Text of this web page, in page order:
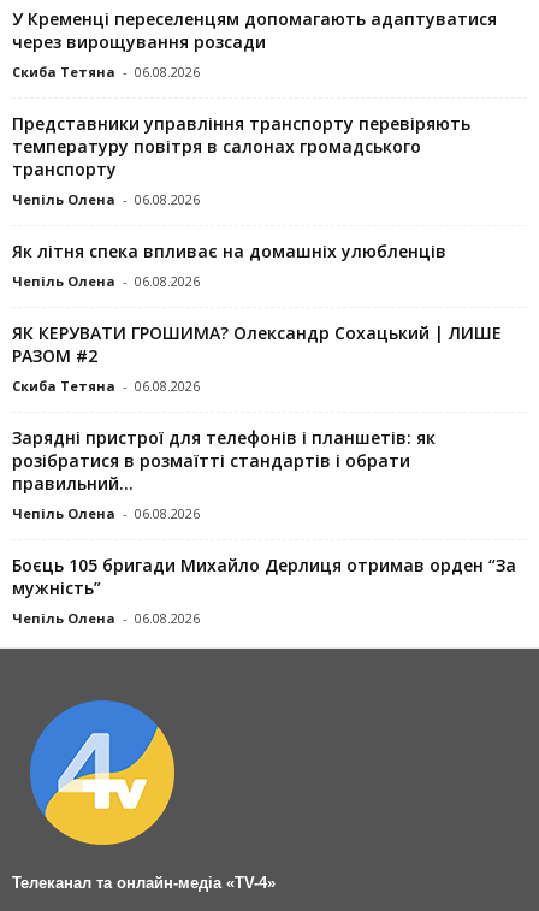
У Кременці переселенцям допомагають адаптуватися
через вирощування розсади
Скиба Тетяна - 06.08.2026
Представники управління транспорту перевіряють
температуру повітря в салонах громадського
транспорту
Чепіль Олена - 06.08.2026
Як літня спека впливає на домашніх улюбленців
Чепіль Олена - 06.08.2026
ЯК КЕРУВАТИ ГРОШИМА? Олександр Сохацький | ЛИШЕ
РАЗОМ #2
Скиба Тетяна - 06.08.2026
Зарядні пристрої для телефонів і планшетів: як
розібратися в розмаїтті стандартів і обрати
правильний...
Чепіль Олена - 06.08.2026
Боєць 105 бригади Михайло Дерлиця отримав орден “За
мужність”
Чепіль Олена - 06.08.2026
Телеканал та онлайн-медіа «TV-4»